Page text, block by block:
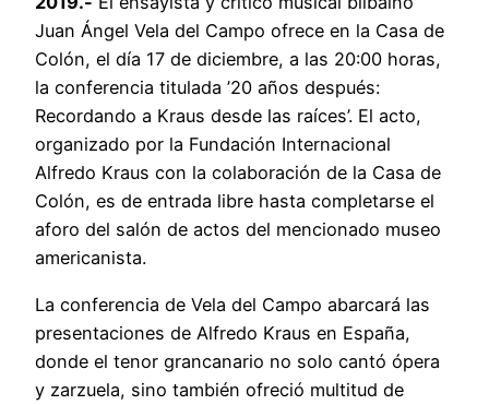
Juan Ángel Vela del Campo ofrece en la Casa de
Colón, el día 17 de diciembre, a las 20:00 horas,
la conferencia titulada ’20 años después:
Recordando a Kraus desde las raíces’. El acto,
organizado por la Fundación Internacional
Alfredo Kraus con la colaboración de la Casa de
Colón, es de entrada libre hasta completarse el
aforo del salón de actos del mencionado museo
americanista.
La conferencia de Vela del Campo abarcará las
presentaciones de Alfredo Kraus en España,
donde el tenor grancanario no solo cantó ópera
y zarzuela, sino también ofreció multitud de